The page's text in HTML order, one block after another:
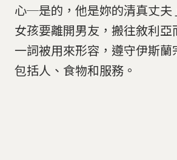
心─是的，他是妳的清真丈夫
女孩要離開男友，搬往敘利亞
一詞被用來形容，遵守伊斯蘭
包括人、食物和服務。